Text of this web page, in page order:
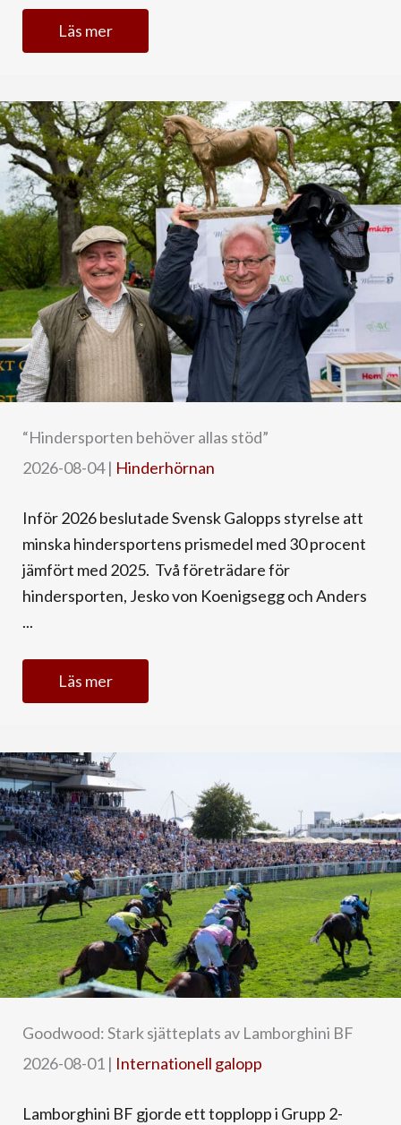
Läs mer
“Hindersporten behöver allas stöd”
2026-08-04| Hinderhörnan
Inför 2026 beslutade Svensk Galopps styrelse att
minska hindersportens prismedel med 30 procent
jämfört med 2025. Två företrädare för
hindersporten, Jesko von Koenigsegg och Anders
...
Läs mer
Goodwood: Stark sjätteplats av Lamborghini BF
2026-08-01 | Internationell galopp
Lamborghini BF gjorde ett topplopp i Grupp 2-